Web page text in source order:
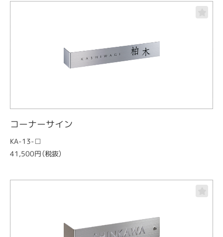
コーナーサイン
KA-13-□
41,500円（税抜）